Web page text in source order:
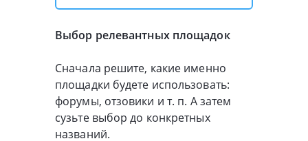
Выбор релевантных площадок
Сначала решите, какие именно
площадки будете использовать:
форумы, отзовики и т. п. А затем
сузьте выбор до конкретных
названий.